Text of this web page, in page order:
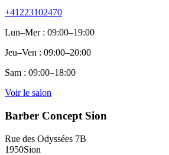
+41223102470
Lun–Mer : 09:00–19:00
Jeu–Ven : 09:00–20:00
Sam : 09:00–18:00
Voir le salon
Barber Concept Sion
Rue des Odyssées 7B
1950Sion